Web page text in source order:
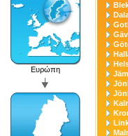
Ευρώπη